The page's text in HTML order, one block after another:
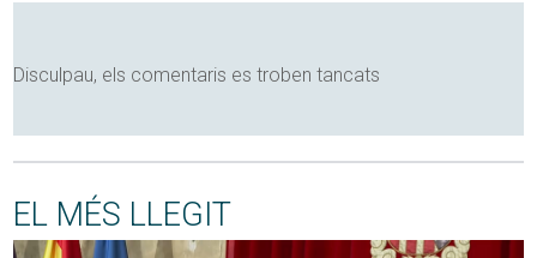
Disculpau, els comentaris es troben tancats
EL MÉS LLEGIT